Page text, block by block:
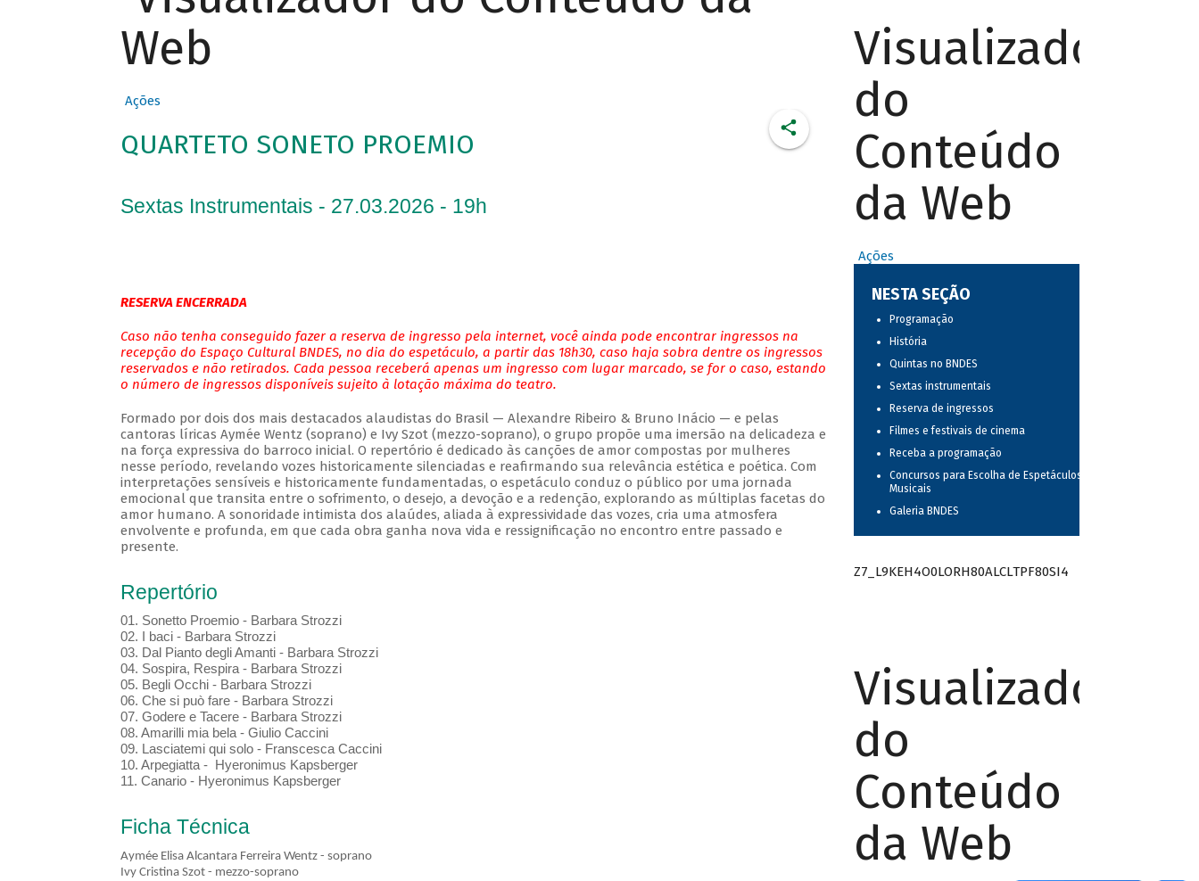
Web
Ações
QUARTETO SONETO PROEMIO
Sextas Instrumentais - 27.03.2026 - 19h
RESERVA ENCERRADA
Caso não tenha conseguido fazer a reserva de ingresso pela internet, você ainda pode encontrar ingressos na
recepção do Espaço Cultural BNDES, no dia do espetáculo, a partir das 18h30, caso haja sobra dentre os ingressos
reservados e não retirados. Cada pessoa receberá apenas um ingresso com lugar marcado, se for o caso, estando
o número de ingressos disponíveis sujeito à lotação máxima do teatro.
Formado por dois dos mais destacados alaudistas do Brasil — Alexandre Ribeiro & Bruno Inácio — e pelas
cantoras líricas Aymée Wentz (soprano) e Ivy Szot (mezzo-soprano), o grupo propõe uma imersão na delicadeza e
na força expressiva do barroco inicial. O repertório é dedicado às canções de amor compostas por mulheres
nesse período, revelando vozes historicamente silenciadas e reafirmando sua relevância estética e poética. Com
interpretações sensíveis e historicamente fundamentadas, o espetáculo conduz o público por uma jornada
emocional que transita entre o sofrimento, o desejo, a devoção e a redenção, explorando as múltiplas facetas do
amor humano. A sonoridade intimista dos alaúdes, aliada à expressividade das vozes, cria uma atmosfera
envolvente e profunda, em que cada obra ganha nova vida e ressignificação no encontro entre passado e
presente.
Repertório
01. Sonetto Proemio - Barbara Strozzi
02. I baci - Barbara Strozzi
03. Dal Pianto degli Amanti - Barbara Strozzi
04. Sospira, Respira - Barbara Strozzi
05. Begli Occhi - Barbara Strozzi
06. Che si può fare - Barbara Strozzi
07. Godere e Tacere - Barbara Strozzi
08. Amarilli mia bela - Giulio Caccini
09. Lasciatemi qui solo - Franscesca Caccini
10. Arpegiatta - Hyeronimus Kapsberger
11. Canario - Hyeronimus Kapsberger
Ficha Técnica
Aymée Elisa Alcantara Ferreira Wentz - soprano
Ivy Cristina Szot - mezzo-soprano
Visualizador
do
Conteúdo
da Web
Ações
NESTA SEÇÃO
Programação
História
Quintas no BNDES
Sextas instrumentais
Reserva de ingressos
Filmes e festivais de cinema
Receba a programação
Concursos para Escolha de Espetáculos
Musicais
Galeria BNDES
Z7_L9KEH4O0LORH80ALCLTPF80SI4
Visualizador
do
Conteúdo
da Web